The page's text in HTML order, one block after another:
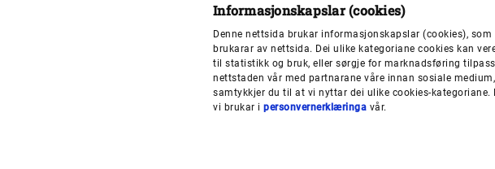
Informasjonskapslar (cookies)
Denne nettsida brukar informasjonskapslar (cookies),
brukarar av nettsida. Dei ulike kategoriane cookies kan
til statistikk og bruk, eller sørgje for marknadsføring
nettstaden vår med partnarane våre innan sosiale
samtykkjer du til at vi nyttar dei ulike cookies-
vi brukar ipersonvernerklæringa vår.